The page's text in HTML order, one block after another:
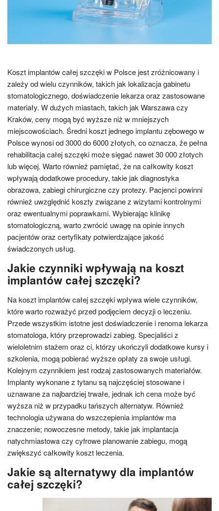
Koszt implantów całej szczęki w Polsce jest zróżnicowany i
zależy od wielu czynników, takich jak lokalizacja gabinetu
stomatologicznego, doświadczenie lekarza oraz zastosowane
materiały. W dużych miastach, takich jak Warszawa czy
Kraków, ceny mogą być wyższe niż w mniejszych
miejscowościach. Średni koszt jednego implantu zębowego w
Polsce wynosi od 3000 do 6000 złotych, co oznacza, że pełna
rehabilitacja całej szczęki może sięgać nawet 30 000 złotych
lub więcej. Warto również pamiętać, że na całkowity koszt
wpływają dodatkowe procedury, takie jak diagnostyka
obrazowa, zabiegi chirurgiczne czy protezy. Pacjenci powinni
również uwzględnić koszty związane z wizytami kontrolnymi
oraz ewentualnymi poprawkami. Wybierając klinikę
stomatologiczną, warto zwrócić uwagę na opinie innych
pacjentów oraz certyfikaty potwierdzające jakość
świadczonych usług.
Jakie czynniki wpływają na koszt
implantów całej szczęki?
Na koszt implantów całej szczęki wpływa wiele czynników,
które warto rozważyć przed podjęciem decyzji o leczeniu.
Przede wszystkim istotne jest doświadczenie i renoma lekarza
stomatologa, który przeprowadzi zabieg. Specjaliści z
wieloletnim stażem oraz ci, którzy ukończyli dodatkowe kursy i
szkolenia, mogą pobierać wyższe opłaty za swoje usługi.
Kolejnym czynnikiem jest rodzaj zastosowanych materiałów.
Implanty wykonane z tytanu są najczęściej stosowane i
uznawane za najbardziej trwałe, jednak ich cena może być
wyższa niż w przypadku tańszych alternatyw. Również
technologia używana do wszczepienia implantów ma
znaczenie; nowoczesne metody, takie jak implantacja
natychmiastowa czy cyfrowe planowanie zabiegu, mogą
zwiększyć całkowity koszt leczenia.
Jakie są alternatywy dla implantów
całej szczęki?